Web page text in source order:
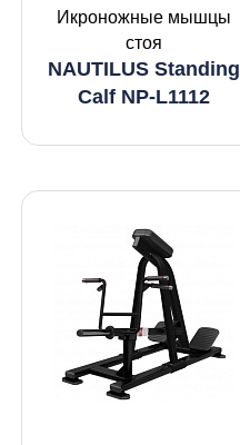
Икроножные мышцы
стоя
NAUTILUS Standing
Calf NP-L1112